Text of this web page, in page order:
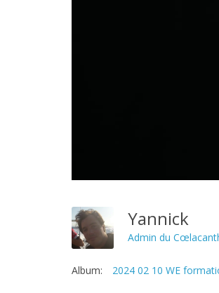
Yannick
Admin du
Album: 2024 02 10 WE